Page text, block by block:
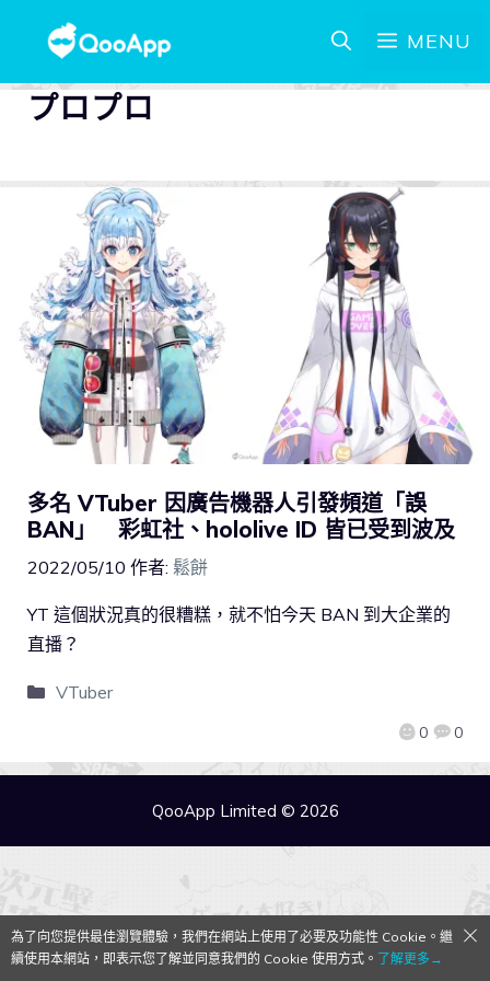
MENU
プロプロ
多名 VTuber 因廣告機器人引發頻道「誤
BAN」 彩虹社、hololive ID 皆已受到波及
2022/05/10 作者: 鬆餅
0 0
YT 這個狀況真的很糟糕，就不怕今天 BAN 到大企業的
直播？
VTuber
QooApp Limited © 2026
為了向您提供最佳瀏覽體驗，我們在網站上使用了必要及功能性 Cookie。繼
續使用本網站，即表示您了解並同意我們的 Cookie 使用方式。 了解更多→